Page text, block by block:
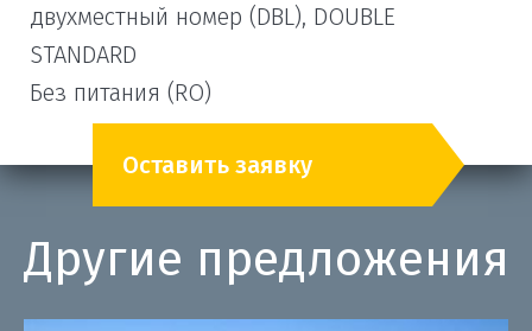
двухместный номер (DBL), DOUBLE
STANDARD
Без питания (RO)
Оставить заявку
Другие предложения